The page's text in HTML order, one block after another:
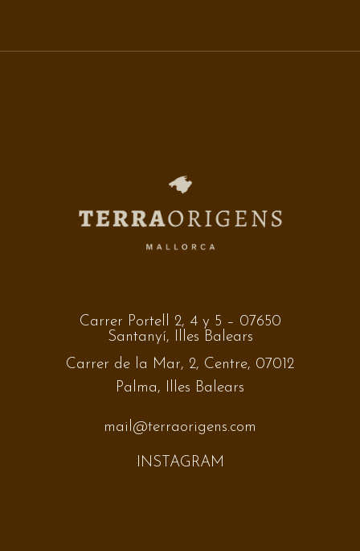
Carrer Portell 2, 4 y 5 – 07650
Santanyí, Illes Balears
Carrer de la Mar, 2, Centre, 07012
Palma, Illes Balears
mail@terraorigens.com
INSTAGRAM